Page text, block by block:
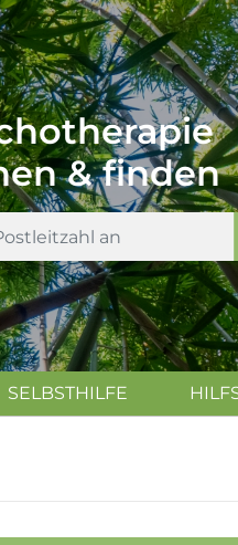
& finden
SELBSTHILFE